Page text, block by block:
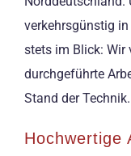
verkehrsgünstig
stets im Blick: Wir
durchgeführte
Stand der Technik.
Hochwertige